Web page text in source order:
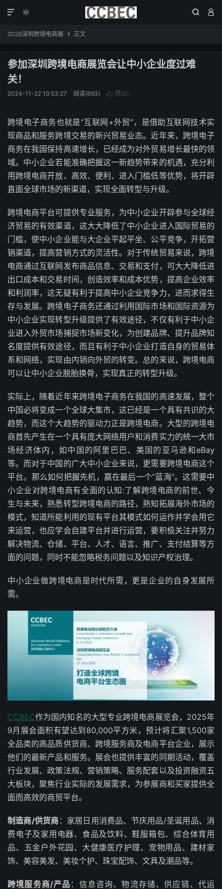
  

2026深圳跨境电商展  正文
参加深圳跨境电商展览会让中小企业度过难
关！
2024-11-22 10:53:27 阅读(693)  赞(0)
跨境电子商务也就是“互联网+外贸”，是借助互联网技术实
现商品和服务跨境交易的新兴贸易业态。近年来，跨境电子
商务在我国保持高速增长，已经成为对外贸易增长最快的领
域。中小企业若能准确把握这一新趋势带来的机遇，充分利
用跨境电商开放、高效、便利、进入门槛低等优势，将开辟
直面全球市场的新渠道，实现全面转型与升级。
跨境电商平台可提供专业服务，为中小企业开辟参与全球经
济贸易的有效渠道，这大大降低了中小企业进入国际贸易的
门槛，使中小企业能与大企业平起平坐、公平竞争，开拓营
销渠道，提高营销方式的灵活性。对于传统贸易来说，跨境
电商通过互联网发布商品信息、交易和支付，可大大降低进
出口成本和交易时间，创造效率和成本优势，提高企业效率
和利润率，这无疑有利于提高中小企业竞争力，进而求得生
存与发展。跨境电子商务还通过利用国际市场和国际资源为
中小企业实现转型升级提供了有效途径，不仅有利于中小企
业进入外贸市场捕捉市场新变化，为创建品牌、提升品牌知
名度提供有效途径，而且有利于中小企业打造自身的贸易体
系和网络，实现由内销向外贸的转变。总的来说，跨境电商
可以让中小企业脱胎换骨，实现真正的转型升级。
实际上，随着近年来跨境电子商务在我国的高速发展，整个
中国必将变成一个全球大集市，这已经是一个具有共识的大
趋势，而这个大趋势的驱动力正是跨境电商。大型的跨境电
商首先产生在一个具有庞大网络用户和消费实力的统一大市
场经济体内，如中国的阿里巴巴、美国的亚马逊和eBay
等。而对于中国的广大中小企业来说，更需要跨境电商这个
平台。那么如何把握先机，赢在最后一个“蓝海”。这需要中
小企业对跨境电商有全面的认知:了解跨境电商的前世、今
生与未来，熟悉转型跨境电商的路径，熟知拓展海外市场的
模式，知道所能利用的现有平台其模式如何运作并学会用它
来运营，也应学会自建平台并进行运营，要积极关注并努力
解决物流、仓储、平台、人才、语言、推广、支付结算等方
面的问题，同时不能忽略税务问题以及知识产权治理。
中小企业做跨境电商是时代所需，更是企业的自身发展所
需。
CCBEC作为国内知名的大型专业跨境电商展览会，2025年
9月展会面积有望达到80,000平方米，预计将汇聚1,500家
全品类的高品质供货商、跨境服务商及电商平台企业，展示
他们的最新产品和服务。展会也提供丰富的同期活动，覆盖
行业发展、政策法规、营销策略、服务配套以及投资融资五
大板块，聚焦行业实际的发展需求，为参展商和买家提供全
面而高效的商贸平台。
制造商/供货商 ：家居日用消费品、节庆用品/圣诞用品、消
费电子及家用电器、食品及饮料、鞋服箱包、综合体育用
品、五金户外花园、大健康医疗护理、宠物用品、建材家
饰、美容美发、美妆个护、珠宝配饰、文具及潮品等。
跨境服务商/产品 ：信息咨询、物流存储、供应链、代运